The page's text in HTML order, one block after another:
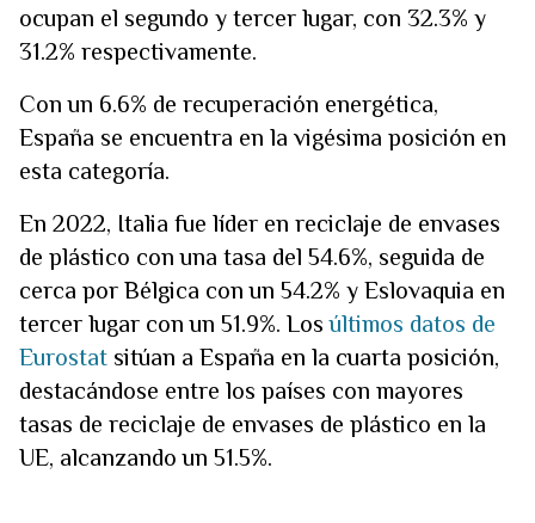
ocupan el segundo y tercer lugar, con 32.3% y
31.2% respectivamente.
Con un 6.6% de recuperación energética,
España se encuentra en la vigésima posición en
esta categoría.
En 2022, Italia fue líder en reciclaje de envases
de plástico con una tasa del 54.6%, seguida de
cerca por Bélgica con un 54.2% y Eslovaquia en
tercer lugar con un 51.9%. Losúltimos datos de
Eurostat sitúan a España en la cuarta posición,
destacándose entre los países con mayores
tasas de reciclaje de envases de plástico en la
UE, alcanzando un 51.5%.